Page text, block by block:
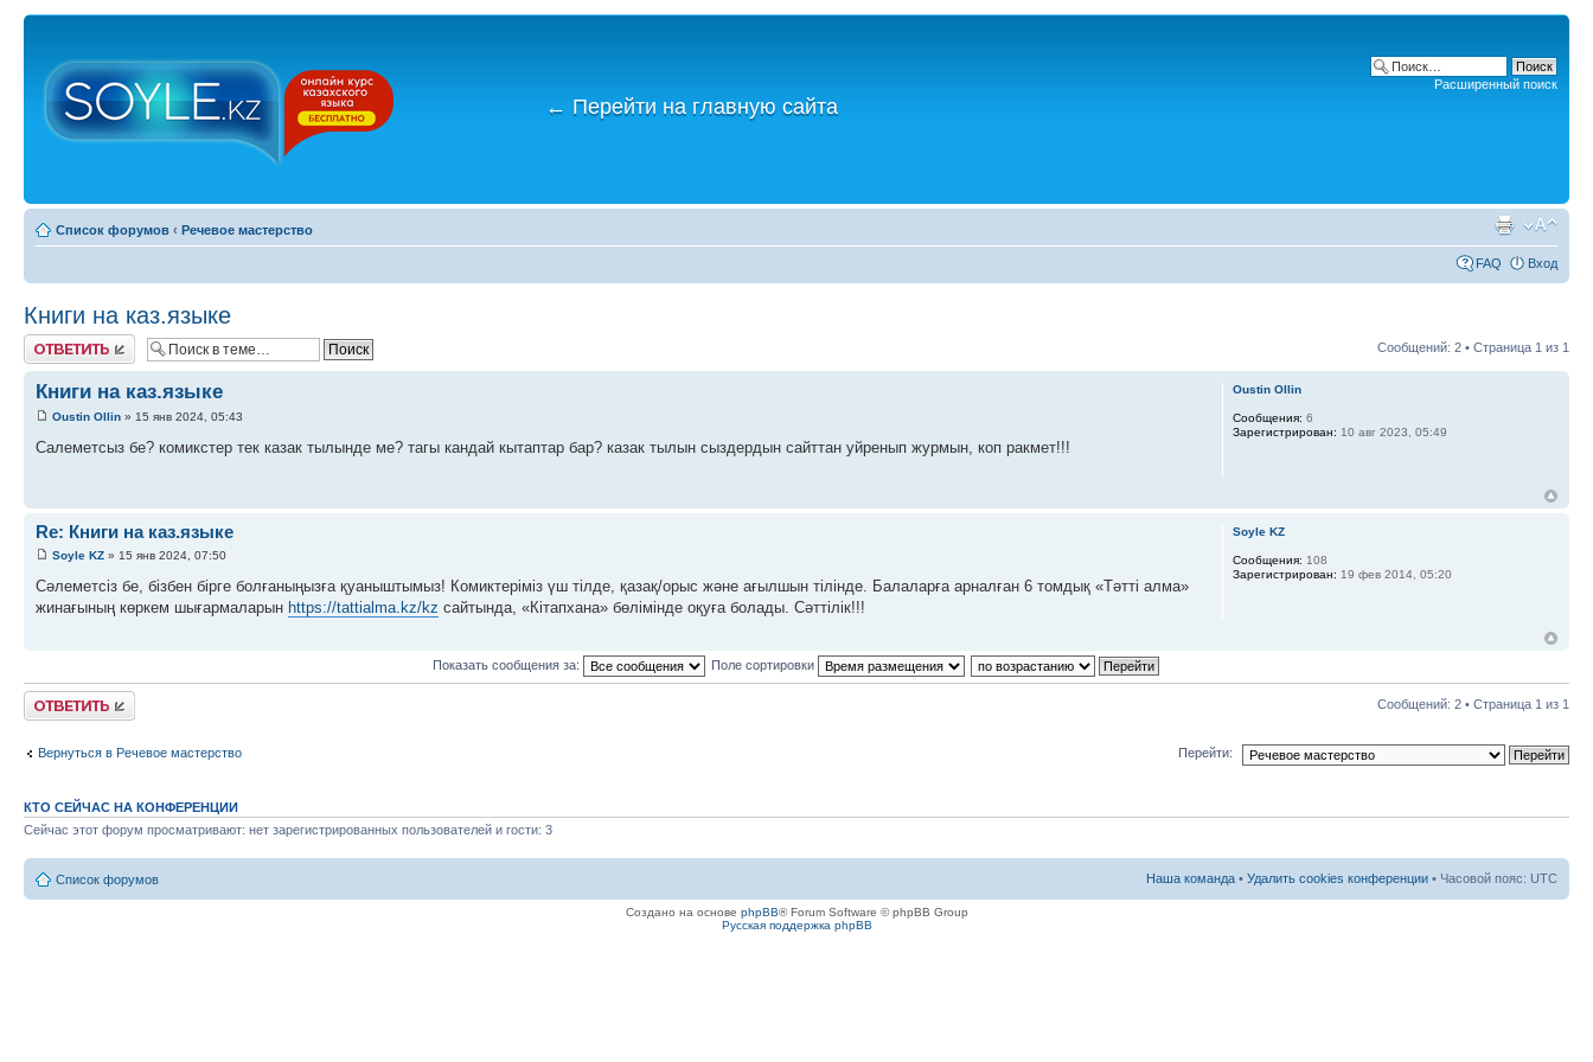
← Перейти на главную сайта
Расширенный поиск
Список форумов ‹ Речевое мастерство
FAQ Вход
Книги на каз.языке
Ответить Сообщений: 2 • Страница 1 из 1
Книги на каз.языке
Oustin Ollin » 15 янв 2024, 05:43
Салеметсыз бе? комикстер тек казак тылынде ме? тагы кандай кытаптар бар? казак тылын сыздердын сайттан уйренып журмын, коп ракмет!!!
Oustin Ollin
Сообщения: 6
Зарегистрирован: 10 авг 2023, 05:49
Re: Книги на каз.языке
Soyle KZ » 15 янв 2024, 07:50
Сәлеметсіз бе, бізбен бірге болғаныңызға қуаныштымыз! Комиктеріміз үш тілде, қазақ/орыс және ағылшын тілінде. Балаларға арналған 6 томдық «Тәтті алма»
жинағының көркем шығармаларын https://tattialma.kz/kz сайтында, «Кітапхана» бөлімінде оқуға болады. Сәттілік!!!
Soyle KZ
Сообщения: 108
Зарегистрирован: 19 фев 2014, 05:20
Показать сообщения за: Поле сортировки
Ответить Сообщений: 2 • Страница 1 из 1
Вернуться в Речевое мастерство Перейти:
КТО СЕЙЧАС НА КОНФЕРЕНЦИИ
Сейчас этот форум просматривают: нет зарегистрированных пользователей и гости: 3
Список форумов Наша команда • Удалить cookies конференции • Часовой пояс: UTC
Создано на основе phpBB® Forum Software © phpBB Group
Русская поддержка phpBB